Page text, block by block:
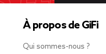
À propos de GiFi
Qui sommes-nous ?